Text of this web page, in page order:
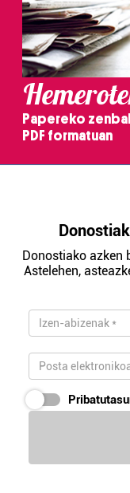
duten interes
dezakezun
Lortu zure datu
buruzko informazio
datuen atalean.
zure baimena
Webgune honek
zerbitzuak
baliatzen gara.
irakurri
Papereko
PDF formatuan
Donostiako azken
Astelehen,